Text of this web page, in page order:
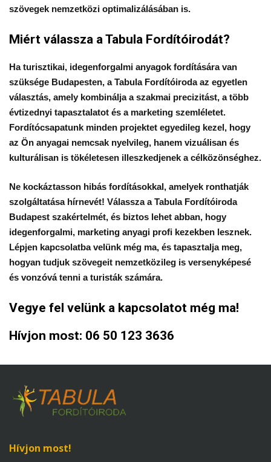
szövegek nemzetközi optimalizálásában is.
Miért válassza a Tabula Fordítóirodát?
Ha turisztikai, idegenforgalmi anyagok fordítására van
szüksége Budapesten, a Tabula Fordítóiroda az egyetlen
választás, amely kombinálja a szakmai precizitást, a több
évtizednyi tapasztalatot és a marketing szemléletet.
Fordítócsapatunk minden projektet egyedileg kezel, hogy
az Ön anyagai nemcsak nyelvileg, hanem vizuálisan és
kulturálisan is tökéletesen illeszkedjenek a célközönséghez.
Ne kockáztasson hibás fordításokkal, amelyek ronthatják
szolgáltatása hírnevét! Válassza a Tabula Fordítóiroda
Budapest szakértelmét, és biztos lehet abban, hogy
idegenforgalmi, marketing anyagi profi kezekben lesznek.
Lépjen kapcsolatba velünk még ma, és tapasztalja meg,
hogyan tudjuk szövegeit nemzetközileg is versenyképesé
és vonzóvá tenni a turisták számára.
Vegye fel velünk a kapcsolatot még ma!
Hívjon most: 06 50 123 3636
Hívjon most!